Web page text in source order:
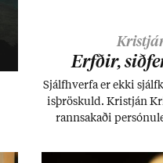
Erfð­ir,
Sjálf­hverfa er ekki
is­þrösk­uld. Kristján
rann­sak­aði